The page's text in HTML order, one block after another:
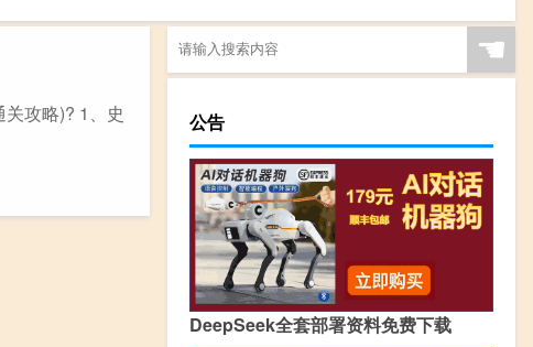
攻略)? 1、史
☚
公告
DeepSeek全套部署资料免费下载